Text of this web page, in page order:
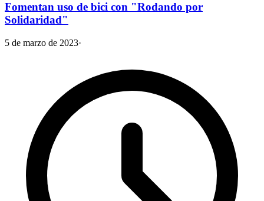
Fomentan uso de bici con "Rodando por
Solidaridad"
5 de marzo de 2023·